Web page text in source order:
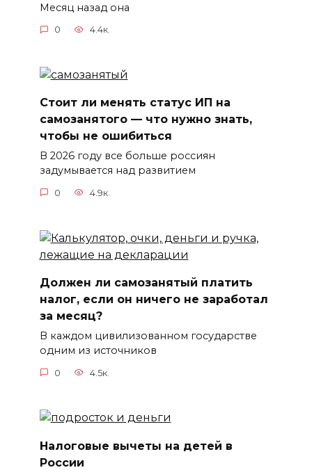
Месяц назад она
0 4.4к.
Стоит ли менять статус ИП на
самозанятого — что нужно знать,
чтобы не ошибиться
В 2026 году все больше россиян
задумывается над развитием
0 4.9к.
Должен ли самозанятый платить
налог, если он ничего не заработал
за месяц?
В каждом цивилизованном государстве
одним из источников
0 4.5к.
Налоговые вычеты на детей в
России